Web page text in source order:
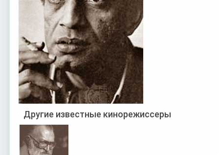
Другие известные кинорежиссеры